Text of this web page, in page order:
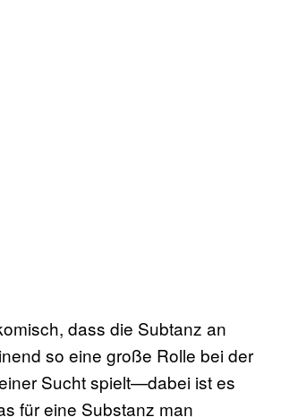
dass die Subtanz an
so eine große Rolle bei der
Sucht spielt—dabei ist es
für eine Substanz man